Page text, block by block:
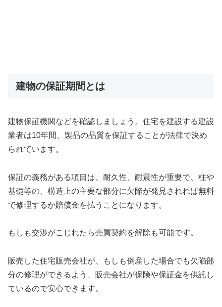
建物の保証期間とは
建物保証機関などを確認しましょう。住宅を建設する建設
業者は10年間、製品の品質を保証することが法律で決め
られています。
保証の義務がある項目は、耐久性、耐震性が重要で、柱や
基礎等の、構造上の主要な部分に欠陥が発見されれば無料
で修理するか賠償金を払うことになります。
もしも交渉がこじれたら売買契約を解除も可能です。
販売した住宅販売会社が、もしも倒産した場合でも欠陥部
分の修理ができるよう、販売会社が保険や保証金を供託し
ているので安心できます。